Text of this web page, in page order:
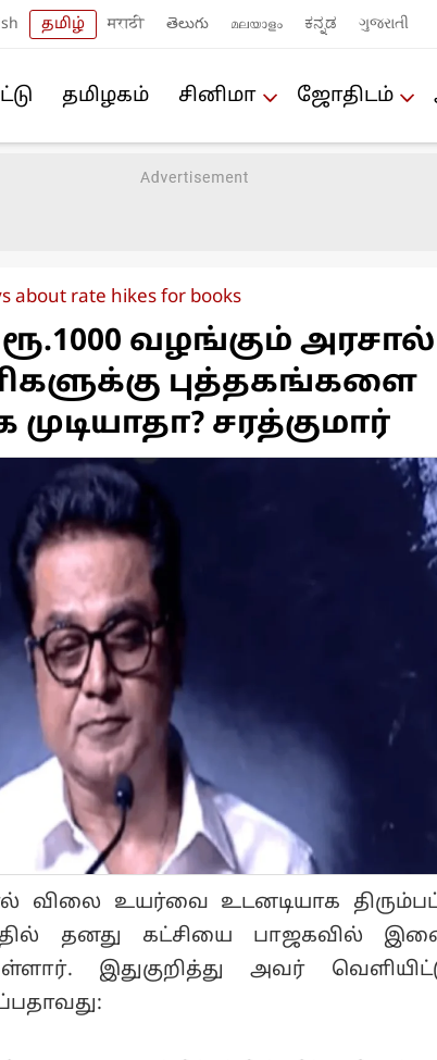
தமிழ் मराठी తెలుగు മലയാളം ಕನ್ನಡ ગુજરાતી
த‌மிழக‌ம் சினிமா ஜோ‌திட‌ம்
about rate hikes for books
வழங்கும் அரசால்
புத்தகங்களை
சரத்குமார்
விலை உயர்வை உடனடியாக
தனது கட்சியை பாஜகவில்
இதுகுறித்து அவர்